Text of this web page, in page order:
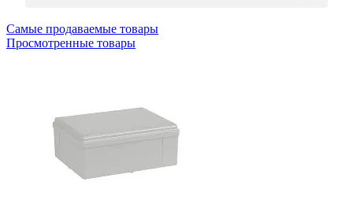
Самые продаваемые товары
Просмотренные товары